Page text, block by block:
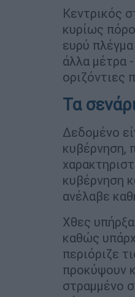
Κεντρικός
κυρίως
ευρύ
άλλα μέτρα
οριζόντιες
Τα
Δεδομένο
κυβέρνηση,
κυβέρνηση
ανέλαβε
Χθες
καθώς
περιόριζε
προκύψουν
στραμμένο